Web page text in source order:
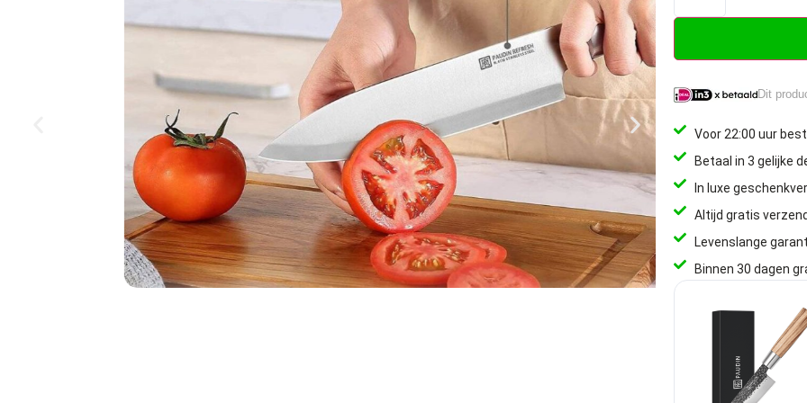
Dit
Voor 22:00 uur
Betaal in 3 gelijke
In luxe
Altijd gratis
Levenslange
Binnen 30 dagen